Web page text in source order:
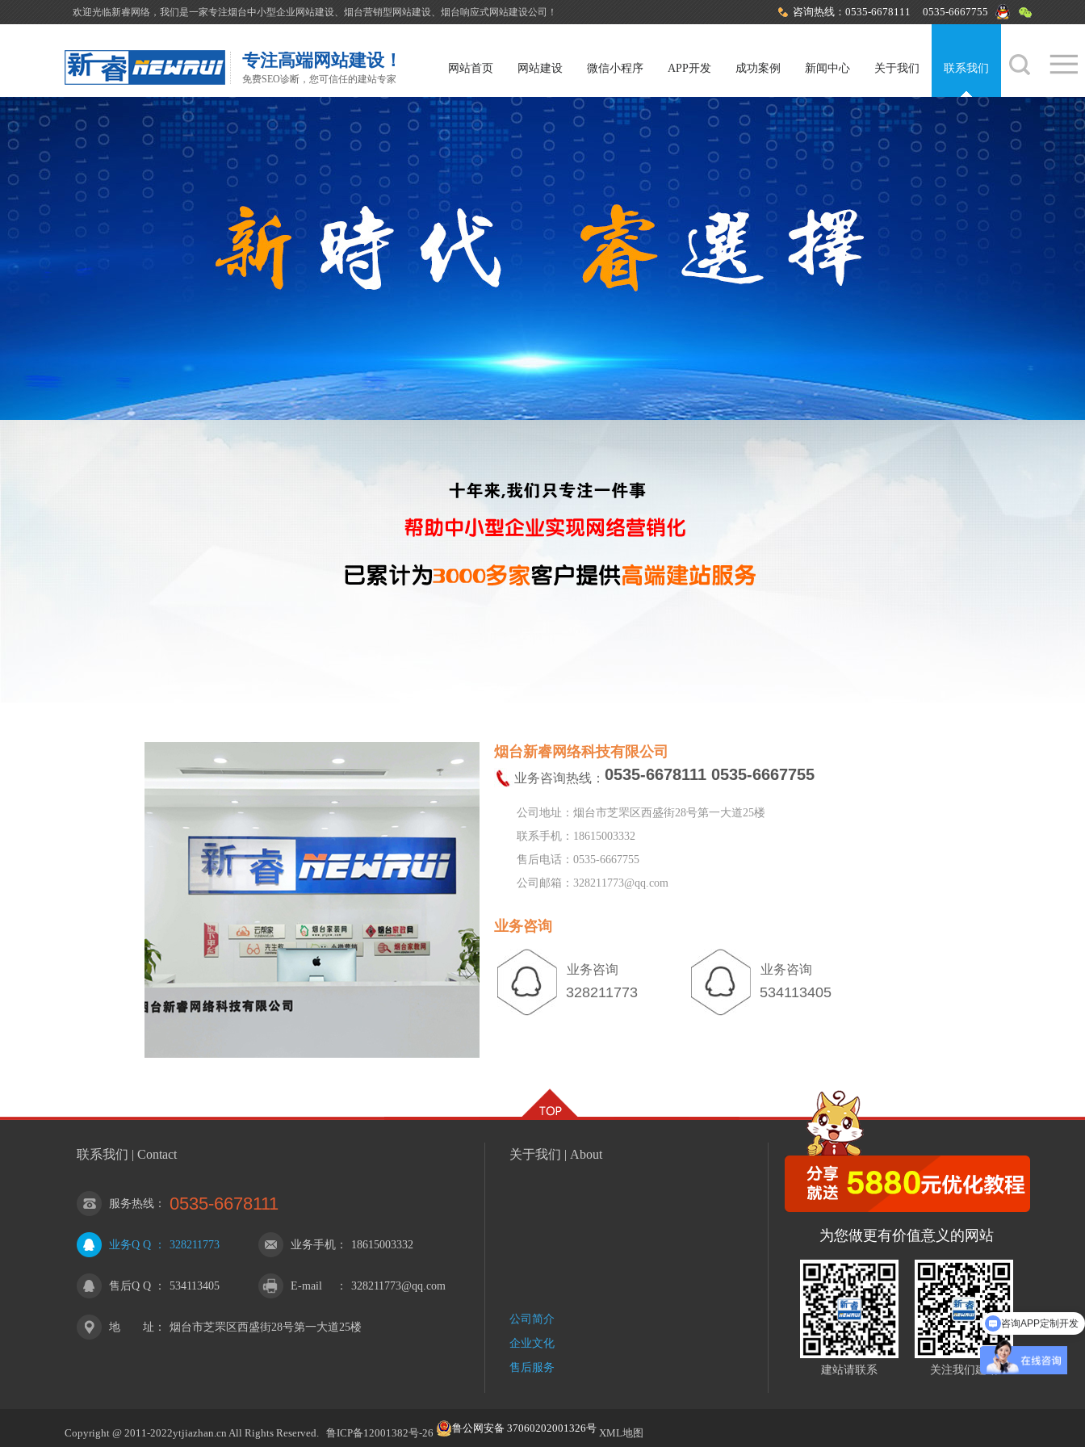
欢迎光临新睿网络，我们是一家专注烟台中小型企业网站建设、烟台营销型网站建设、烟台响应式网站建设公司！ 咨询热线：0535-6678111 0535-6667755
专注高端网站建设！
免费SEO诊断，您可信任的建站专家
网站首页 网站建设 微信小程序 APP开发 成功案例 新闻中心 关于我们 联系我们
烟台新睿网络科技有限公司
业务咨询热线： 0535-6678111 0535-6667755
公司地址：烟台市芝罘区西盛街28号第一大道25楼
联系手机：18615003332
售后电话：0535-6667755
公司邮箱：328211773@qq.com
业务咨询
业务咨询
328211773
业务咨询
534113405
联系我们 | Contact
服务热线 ： 0535-6678111
业务Q Q ： 328211773 业务手机 ： 18615003332
售后Q Q ： 534113405 E-mail ： 328211773@qq.com
地 址 ： 烟台市芝罘区西盛街28号第一大道25楼
关于我们 | About
公司简介
企业文化
售后服务
为您做更有价值意义的网站
建站请联系 关注我们建站
Copyright @ 2011-2022ytjiazhan.cn All Rights Reserved. 鲁ICP备12001382号-26 鲁公网安备 37060202001326号 XML地图
咨询APP定制开发